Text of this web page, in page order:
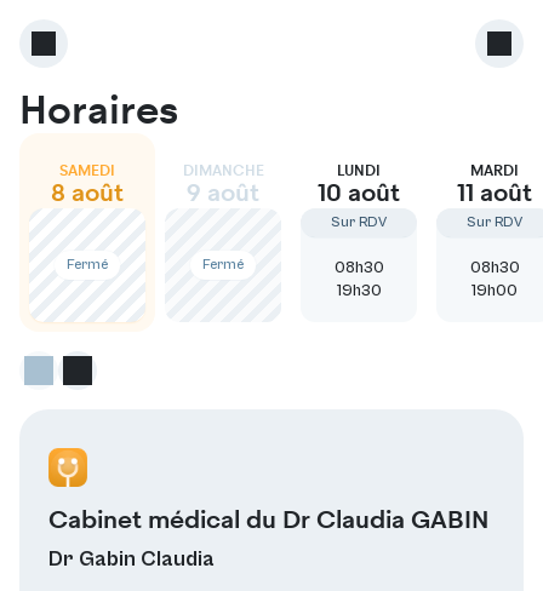
Horaires
SAMEDI
8 août
Fermé
DIMANCHE
9 août
Fermé
LUNDI
10 août
Sur RDV
08h30
19h30
MARDI
11 août
Sur RDV
08h30
19h00
Cabinet médical du Dr Claudia GABIN
Dr Gabin Claudia